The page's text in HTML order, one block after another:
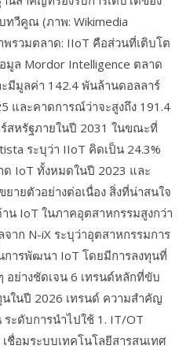
ทวีคูณ (ภาพ: Wikimedia
พรวมตลาด: IIoT คือส่วนที่เติบโต
มูล Mordor Intelligence ตลาด
มีมูลค่า 142.4 พันล้านดอลลาร์
และคาดการณ์ว่าจะสูงถึง 191.4
สหรัฐภายในปี 2031 ในขณะที่
ระบุว่า IIoT คิดเป็น 24.3%
ด IoT ทั้งหมดในปี 2023 และ
ายตัวอย่างต่อเนื่อง สิ่งที่น่าสนใจ
น IoT ในภาคอุตสาหกรรมสูงกว่า
าก N-iX ระบุว่าอุตสาหกรรมการ
การพัฒนา IoT โดยมีการลงทุนที่
อย่างชัดเจน 6 เทรนด์หลักที่ขับ
นในปี 2026 เทรนด์ ความสำคัญ
ระดับการนำไปใช้ 1. IT/OT
ชื่อมระบบเทคโนโลยีสารสนเทศ